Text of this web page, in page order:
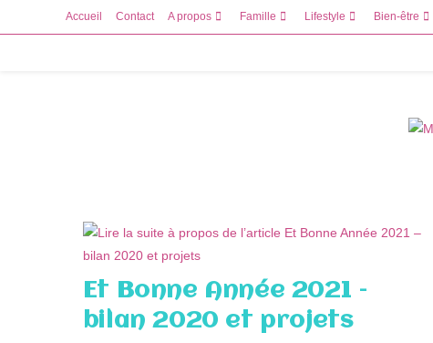
to
Accueil Contact A propos Famille Lifestyle Bien-être
Et Bonne Année 2021 –
bilan 2020 et projets